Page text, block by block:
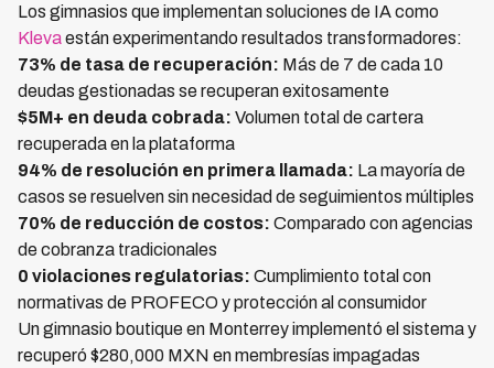
Los gimnasios que implementan soluciones de IA como
Klevaestán experimentando resultados transformadores:
73% de tasa de recuperación: Más de 7 de cada 10
deudas gestionadas se recuperan exitosamente
$5M+ en deuda cobrada: Volumen total de cartera
recuperada en la plataforma
94% de resolución en primera llamada: La mayoría de
casos se resuelven sin necesidad de seguimientos múltiples
70% de reducción de costos: Comparado con agencias
de cobranza tradicionales
0 violaciones regulatorias: Cumplimiento total con
normativas de PROFECO y protección al consumidor
Un gimnasio boutique en Monterrey implementó el sistema y
recuperó $280,000 MXN en membresías impagadas